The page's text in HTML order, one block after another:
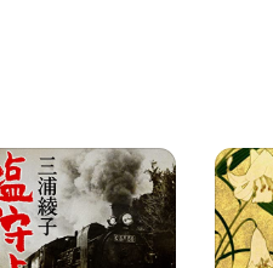
岳大噴火発生。
には、次々と苦難が押し寄せ
、復興の道を懸命に歩む拓一
報いとは何であるのかを問
。